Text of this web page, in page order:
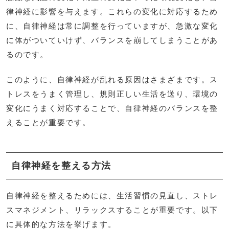
律神経に影響を与えます。これらの変化に対応するため
に、自律神経は常に調整を行っていますが、急激な変化
に体がついていけず、バランスを崩してしまうことがあ
るのです。
このように、自律神経が乱れる原因はさまざまです。ス
トレスをうまく管理し、規則正しい生活を送り、環境の
変化にうまく対応することで、自律神経のバランスを整
えることが重要です。
自律神経を整える方法
自律神経を整えるためには、生活習慣の見直し、ストレ
スマネジメント、リラックスすることが重要です。以下
に具体的な方法を挙げます。